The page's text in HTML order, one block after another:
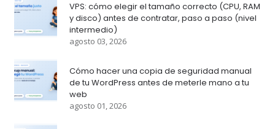
VPS: cómo elegir el tamaño correcto (CPU, RAM
y disco) antes de contratar, paso a paso (nivel
intermedio)
agosto 03, 2026
Cómo hacer una copia de seguridad manual
de tu WordPress antes de meterle mano a tu
web
agosto 01, 2026